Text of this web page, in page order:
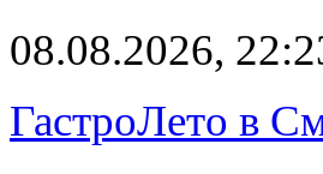
08.08.2026,
ГастроЛето в